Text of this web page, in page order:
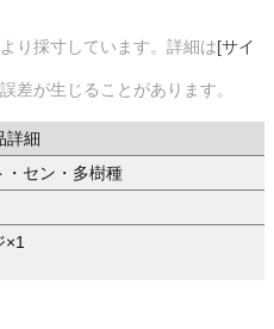
り採寸しています。詳細は[サイ
差が生じることがあります。
詳細
・セン・多樹種
×1